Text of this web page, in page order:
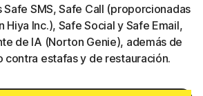
Safe SMS, Safe Call (proporcionadas
Hiya Inc.), Safe Social y Safe Email,
de IA (Norton Genie), además de
contra estafas y de restauración.